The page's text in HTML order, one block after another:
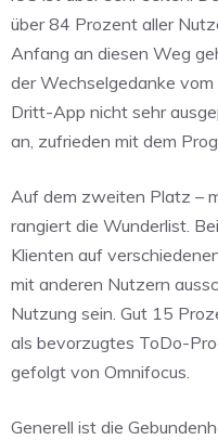
über 84 Prozent aller
Anfang an diesen Weg
der Wechselgedanke
Dritt-App nicht sehr
an, zufrieden mit dem
Auf dem zweiten Platz –
rangiert die Wunderlist.
Klienten auf
mit anderen Nutzern
Nutzung sein. Gut 15
als bevorzugtes ToDo-
gefolgt von Omnifocus.
Generell ist die